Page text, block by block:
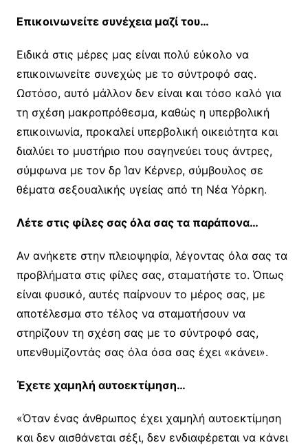
Επικοινωνείτε συνέχεια μαζί του…
Ειδικά στις μέρες μας είναι πολύ εύκολο να
επικοινωνείτε συνεχώς με το σύντροφό σας.
Ωστόσο, αυτό μάλλον δεν είναι και τόσο καλό για
τη σχέση μακροπρόθεσμα, καθώς η υπερβολική
επικοινωνία, προκαλεί υπερβολική οικειότητα και
διαλύει το μυστήριο που σαγηνεύει τους άντρες,
σύμφωνα με τον δρ Ίαν Κέρνερ, σύμβουλος σε
θέματα σεξουαλικής υγείας από τη Νέα Υόρκη.
Λέτε στις φίλες σας όλα σας τα παράπονα…
Αν ανήκετε στην πλειοψηφία, λέγοντας όλα σας τα
προβλήματα στις φίλες σας, σταματήστε το. Όπως
είναι φυσικό, αυτές παίρνουν το μέρος σας, με
αποτέλεσμα στο τέλος να σταματήσουν να
στηρίζουν τη σχέση σας με το σύντροφό σας,
υπενθυμίζοντάς σας όλα όσα σας έχει «κάνει».
Έχετε χαμηλή αυτοεκτίμηση…
«Όταν ένας άνθρωπος έχει χαμηλή αυτοεκτίμηση
και δεν αισθάνεται σέξι, δεν ενδιαφέρεται να κάνει